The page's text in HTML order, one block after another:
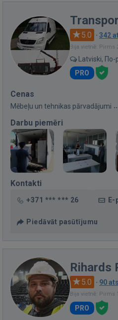
5.0 · 342
Bija vietnē: Pirms
Latviski, По-
PRO
Cenas
Mēbeļu un tehnikas pārvadājumi
Darbu piemēri
Kontakti
+371 *** *** 26 E-
Piedāvāt pasūtījumu
Rihards
5.0 · 90
Bija vietnē: Pirms
PRO